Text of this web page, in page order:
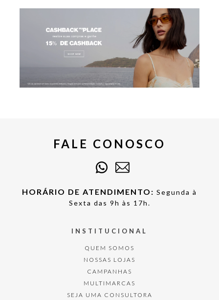
FALE CONOSCO
HORÁRIO DE ATENDIMENTO: Segunda à
Sexta das 9h às 17h.
INSTITUCIONAL
QUEM SOMOS
NOSSAS LOJAS
CAMPANHAS
MULTIMARCAS
SEJA UMA CONSULTORA